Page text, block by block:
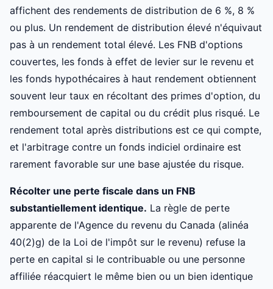
affichent des rendements de distribution de 6 %, 8 %
ou plus. Un rendement de distribution élevé n'équivaut
pas à un rendement total élevé. Les FNB d'options
couvertes, les fonds à effet de levier sur le revenu et
les fonds hypothécaires à haut rendement obtiennent
souvent leur taux en récoltant des primes d'option, du
remboursement de capital ou du crédit plus risqué. Le
rendement total après distributions est ce qui compte,
et l'arbitrage contre un fonds indiciel ordinaire est
rarement favorable sur une base ajustée du risque.
Récolter une perte fiscale dans un FNB
substantiellement identique. La règle de perte
apparente de l'Agence du revenu du Canada (alinéa
40(2)g) de la Loi de l'impôt sur le revenu) refuse la
perte en capital si le contribuable ou une personne
affiliée réacquiert le même bien ou un bien identique